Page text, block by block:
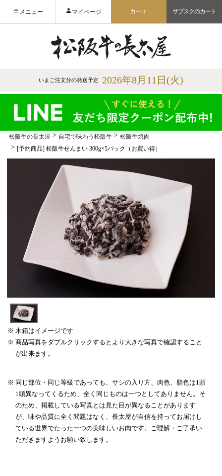
メニュー マイページ カート サブスクのカート
いまご注文分の発送予定 2026年8月11日(火)
松阪牛の長太屋 自宅で味わう松阪牛
松阪牛焼肉
[予約商品] 松阪牛せんまい 300g×5パック（お買い得）
木箱はイメージです
商品写真をダブルクリックするとより大きな写真で確認すること
が出来ます。
同じ部位・同じ等級であっても、サシの入り方、肉色、脂色は1頭
1頭異なってくるため、全く同じものは一つとしてありません。そ
のため、掲載している写真とは見た目が異なることがあります
が、味や品質に全く問題はなく、長太屋が自信を持ってお届けし
ている世界でたった一つの美味しいお肉です。ご理解・ご了承い
ただきますようお願い致します。